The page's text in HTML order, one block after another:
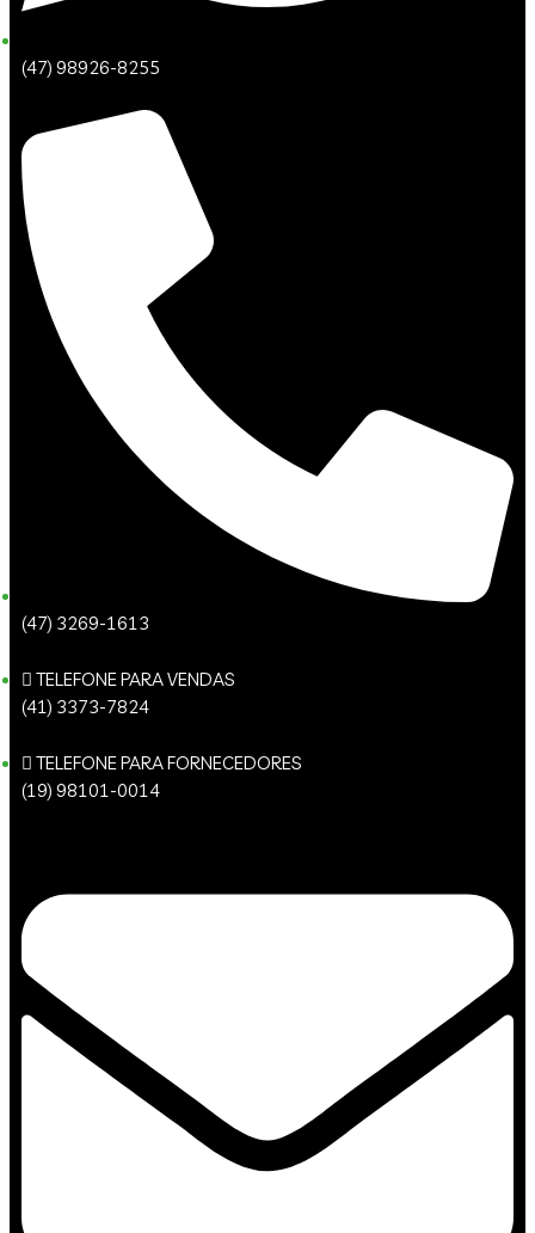
(47) 98926-8255
(47) 3269-1613
TELEFONE PARA VENDAS
(41) 3373-7824
TELEFONE PARA FORNECEDORES
(19) 98101-0014